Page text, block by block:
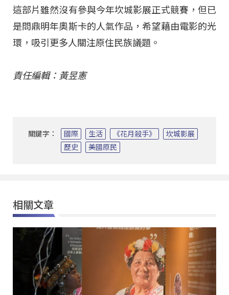
這部片雖然沒有參與今年坎城影展正式競賽，但已
是問鼎明年奧斯卡的人氣作品，希望藉由電影的光
環，吸引更多人關注原住民族議題。
責任編輯：黃昱憲
關鍵字： 國際 生活 《花月殺手》
坎城影展
歷史
美國原民
相關文章